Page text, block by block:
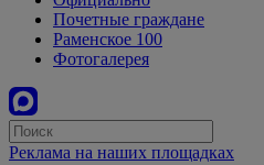
Почетные граждане
Раменское 100
Фотогалерея
Реклама на наших площадках